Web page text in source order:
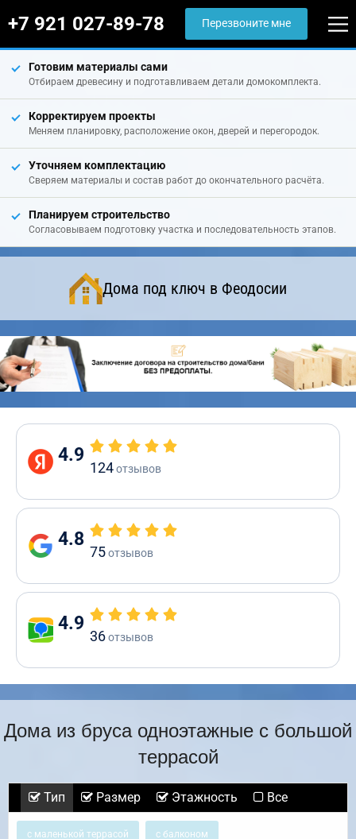
+7 921 027-89-78 Перезвоните мне
Готовим материалы сами
Отбираем древесину и подготавливаем детали домокомплекта.
Корректируем проекты
Меняем планировку, расположение окон, дверей и перегородок.
Уточняем комплектацию
Сверяем материалы и состав работ до окончательного расчёта.
Планируем строительство
Согласовываем подготовку участка и последовательность этапов.
Дома под ключ в Феодосии
4.9
124отзывов
4.8
75отзывов
4.9
36отзывов
Дома из бруса одноэтажные с большой
террасой
Тип Размер Этажность Все
с маленькой террасой с балконом